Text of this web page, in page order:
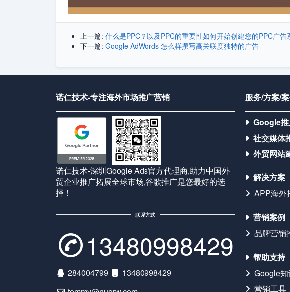
上一篇: 什么是PPC？以及PPC的重要性如何开始创建您的PPC广告
下一篇: Google AdWords 怎么样撰写高关联度独特​​的广告
诺仁技术-专注海外市场推广营销
诺仁技术-深圳Google Ads官方代理商,助力中国外
贸企业推广拓展全球市场,谷歌推广是您最好的选
择！
联系方式
13480998429
284004799
13480998429
服务/方案/
Google
社交媒体
外贸网站
解决方案
APP海外
营销案例
品牌营销
帮助支持
Google知
营销工具